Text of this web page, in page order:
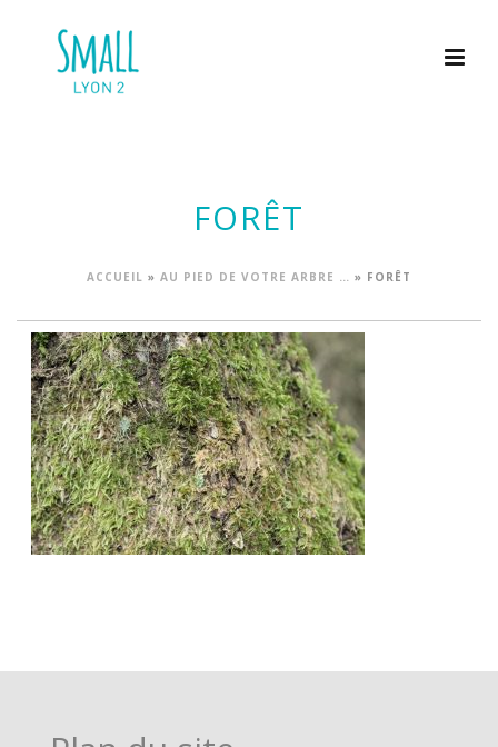
FORÊT
ACCUEIL » AU PIED DE VOTRE ARBRE … » FORÊT